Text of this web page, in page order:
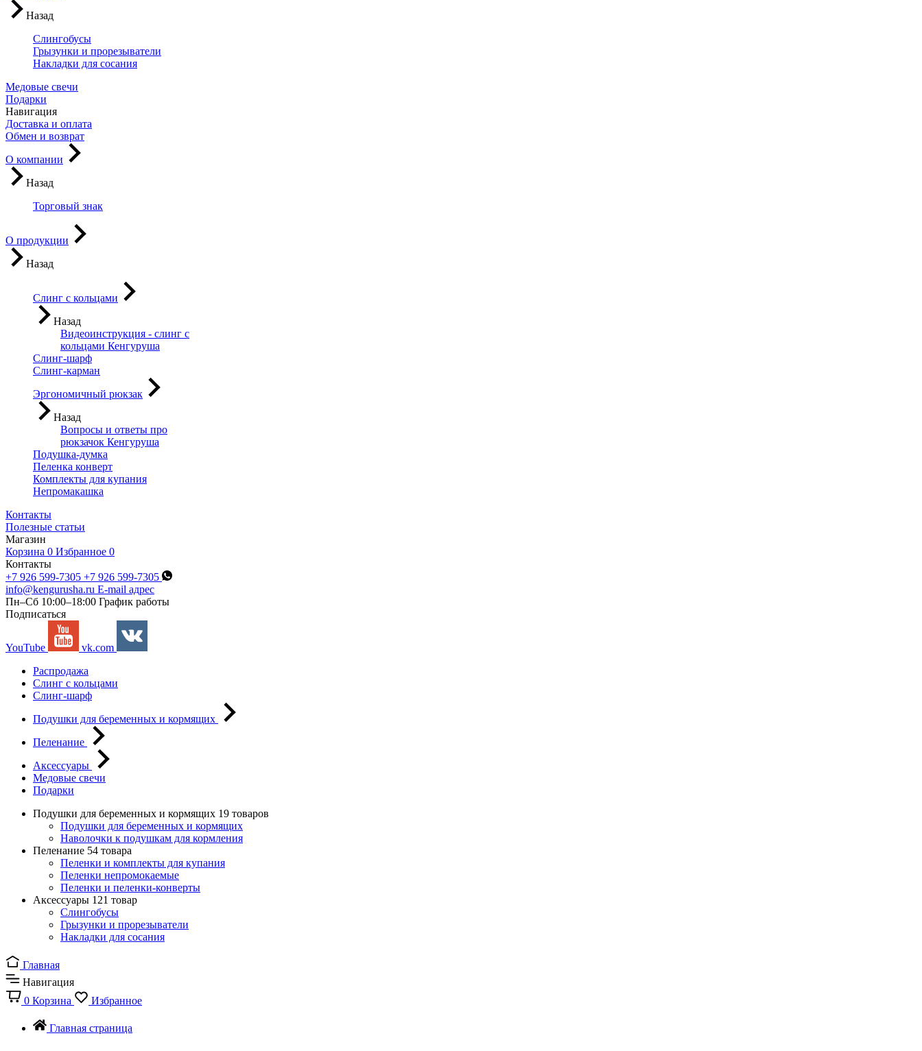
Назад
Слингобусы
Грызунки и прорезыватели
Накладки для сосания
Медовые свечи
Подарки
Навигация
Доставка и оплата
Обмен и возврат
О компании
Назад
Торговый знак
О продукции
Назад
Слинг с кольцами
Назад
Видеоинструкция - слинг с
кольцами Кенгуруша
Слинг-шарф
Слинг-карман
Эргономичный рюкзак
Назад
Вопросы и ответы про
рюкзачок Кенгуруша
Подушка-думка
Пеленка конверт
Комплекты для купания
Непромакашка
Контакты
Полезные статьи
Магазин
Корзина 0 Избранное 0
Контакты
+7 926 599-7305 +7 926 599-7305
info@kengurusha.ru E-mail адрес
Пн–Сб 10:00–18:00 График работы
Подписаться
YouTube
vk.com
Распродажа
Слинг с кольцами
Слинг-шарф
Подушки для беременных и кормящих
Пеленание
Аксессуары
Медовые свечи
Подарки
Подушки для беременных и кормящих 19 товаров
Подушки для беременных и кормящих
Наволочки к подушкам для кормления
Пеленание 54 товара
Пеленки и комплекты для купания
Пеленки непромокаемые
Пеленки и пеленки-конверты
Аксессуары 121 товар
Слингобусы
Грызунки и прорезыватели
Накладки для сосания
Главная
Навигация
0 Корзина Избранное
Главная страница